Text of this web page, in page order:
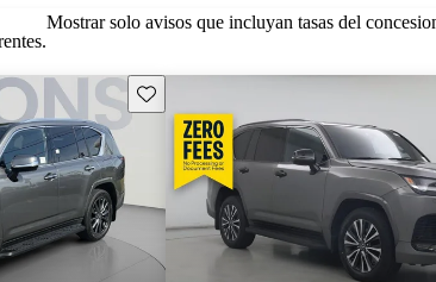
Mostrar solo avisos que incluyan tasas del
Guarda este Aviso